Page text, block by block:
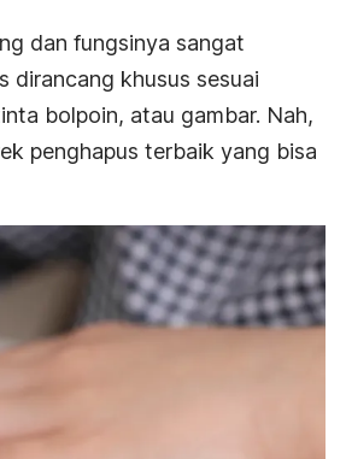
dan fungsinya sangat
dirancang khusus sesuai
bolpoin, atau gambar. Nah,
penghapus terbaik yang bisa